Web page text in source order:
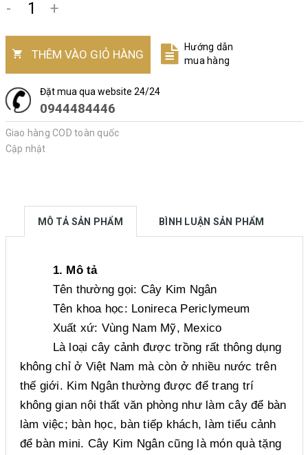
- +
THÊM VÀO GIỎ HÀNG
Hướng dẫn
mua hàng
Đặt mua qua website 24/24
0944484446
Giao hàng COD toàn quốc
Cập nhật
MÔ TẢ SẢN PHẨM BÌNH LUẬN SẢN PHẨM
1. Mô tả
Tên thường gọi: Cây Kim Ngân
Tên khoa học: Lonireca Periclymeum
Xuất xứ: Vùng Nam Mỹ, Mexico
Là loại cây cảnh được trồng rất thông dụng
không chỉ ở Việt Nam mà còn ở nhiều nước trên
thế giới. Kim Ngân thường được để trang trí
không gian nội thất văn phòng như làm cây để bàn
làm việc; bàn học, bàn tiếp khách, làm tiểu cảnh
để bàn mini. Cây Kim Ngân cũng là món quà tặng